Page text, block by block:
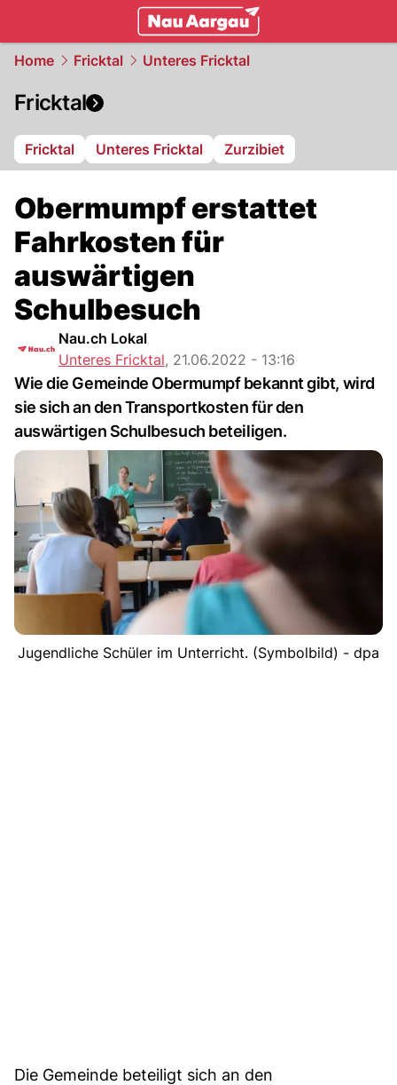
Home Fricktal Unteres Fricktal
Fricktal
Fricktal Unteres Fricktal Zurzibiet
Obermumpf erstattet
Fahrkosten für
auswärtigen
Schulbesuch
Nau.ch Lokal
Unteres Fricktal, 21.06.2022 - 13:16
Wie die Gemeinde Obermumpf bekannt gibt, wird
sie sich an den Transportkosten für den
auswärtigen Schulbesuch beteiligen.
Jugendliche Schüler im Unterricht. (Symbolbild) - dpa
Die Gemeinde beteiligt sich an den